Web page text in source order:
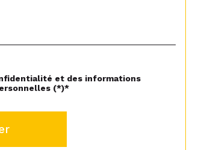
et des informations
(*)*